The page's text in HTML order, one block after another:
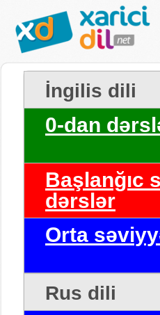
İngilis dili
0-dan
Başlanğıc
dərslər
Orta
Rus dili